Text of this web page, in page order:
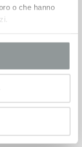
o che hanno